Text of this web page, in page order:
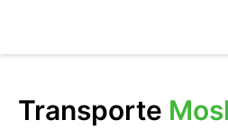
Transporte